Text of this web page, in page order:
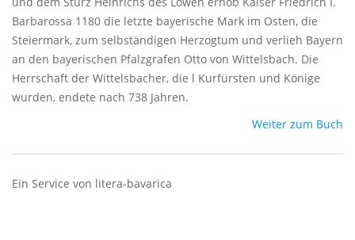
Barbarossa 1180 die letzte bayerische Mark im Osten, die
Steiermark, zum selbständigen Herzogtum und verlieh Bayern
an den bayerischen Pfalzgrafen Otto von Wittelsbach. Die
Herrschaft der Wittelsbacher, die l Kurfürsten und Könige
wurden, endete nach 738 Jahren.
Weiter zum Buch
Ein Service von litera-bavarica